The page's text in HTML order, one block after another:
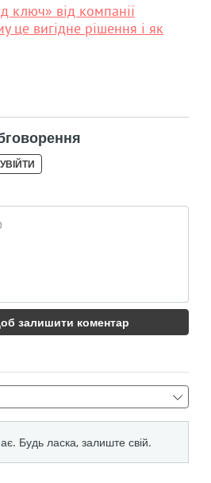
ключ» від компанії
це вигідне рішення і як